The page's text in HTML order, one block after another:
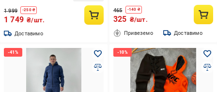
1 999 -250₴
1 749 ₴/шт.
Доставимо
465 -140 ₴
325 ₴/шт.
Привеземо Доставимо